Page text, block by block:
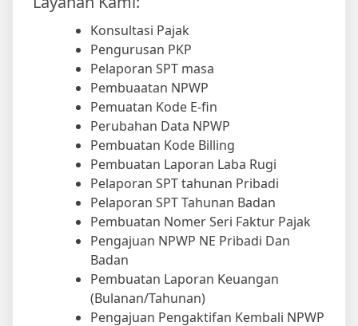
Konsultasi Pajak
Pengurusan PKP
Pelaporan SPT masa
Pembuaatan NPWP
Pemuatan Kode E-fin
Perubahan Data NPWP
Pembuatan Kode Billing
Pembuatan Laporan Laba Rugi
Pelaporan SPT tahunan Pribadi
Pelaporan SPT Tahunan Badan
Pembuatan Nomer Seri Faktur Pajak
Pengajuan NPWP NE Pribadi Dan
Badan
Pembuatan Laporan Keuangan
(Bulanan/Tahunan)
Pengajuan Pengaktifan Kembali NPWP
Pribadi Dan Badan